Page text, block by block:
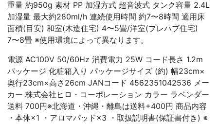
重量 約950g 素材 PP 加湿方式 超音波式 タンク容量 2.4L
加湿量 最大約280ml/h 連続使用時間 約7〜8時間 適用床
面積(目安) 和室(木造住宅) 4〜5畳/洋室(プレハブ住宅)
7〜8畳 ※使用環境によって異なります。
電源 AC100V 50/60Hz 消費電力 25W コード長さ 1.2m
パッケージ 化粧箱入り パッケージサイズ (約) 幅23cm×
奥行23cm×高さ26cm JANコード 4562351042536 メー
カー 株式会社ヒロ・コーポレーション カラー ラベンダー
送料 700円※北海道・沖縄・離島は送料+400円 商品内容
・本体×1 ・アロマパッド×3 ・取扱説明書(保証書付き) ※